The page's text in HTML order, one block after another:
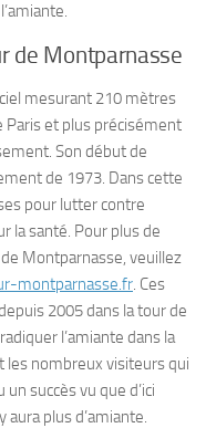
de Montparnasse
mesurant 210 mètres
Paris et plus précisément
Son début de
de 1973. Dans cette
pour lutter contre
la santé. Pour plus de
Montparnasse, veuillez
montparnasse.fr. Ces
2005 dans la tour de
l’amiante dans la
les nombreux visiteurs qui
succès vu que d’ici
aura plus d’amiante.